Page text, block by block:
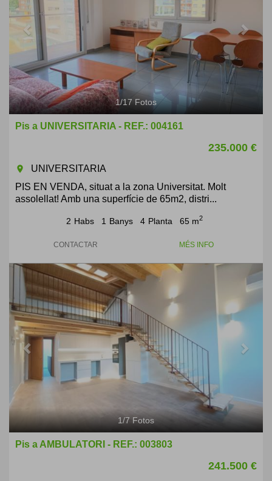
1/17 Fotos
Pis a UNIVERSITARIA - REF.: 004161
235.000 €
room
UNIVERSITARIA
PIS EN VENDA, situat a la zona Universitat. Molt
assolellat! Amb una superfície de 65m2, distri...
2 Habs 1 Banys 4 Planta 65 m2
CONTACTAR MÉS INFO
Previous Next
1/7Fotos
Pis a AMBULATORI - REF.: 003803
241.500 €